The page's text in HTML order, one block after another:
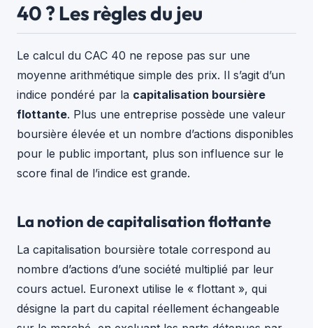
40 ? Les règles du jeu
Le calcul du CAC 40 ne repose pas sur une
moyenne arithmétique simple des prix. Il s’agit d’un
indice pondéré par la capitalisation boursière
flottante. Plus une entreprise possède une valeur
boursière élevée et un nombre d’actions disponibles
pour le public important, plus son influence sur le
score final de l’indice est grande.
La notion de capitalisation flottante
La capitalisation boursière totale correspond au
nombre d’actions d’une société multiplié par leur
cours actuel. Euronext utilise le « flottant », qui
désigne la part du capital réellement échangeable